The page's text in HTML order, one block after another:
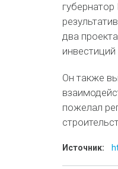
два
Он также
пожелал
Источник: